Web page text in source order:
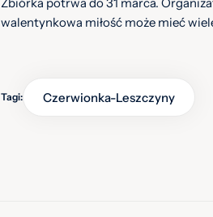
walentynkowa miłość może mieć
Tagi: Czerwionka-Leszczyny